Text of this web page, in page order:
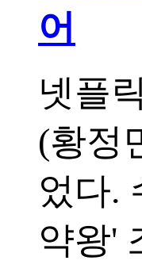
어
넷플
(황정
었다.
약왕'